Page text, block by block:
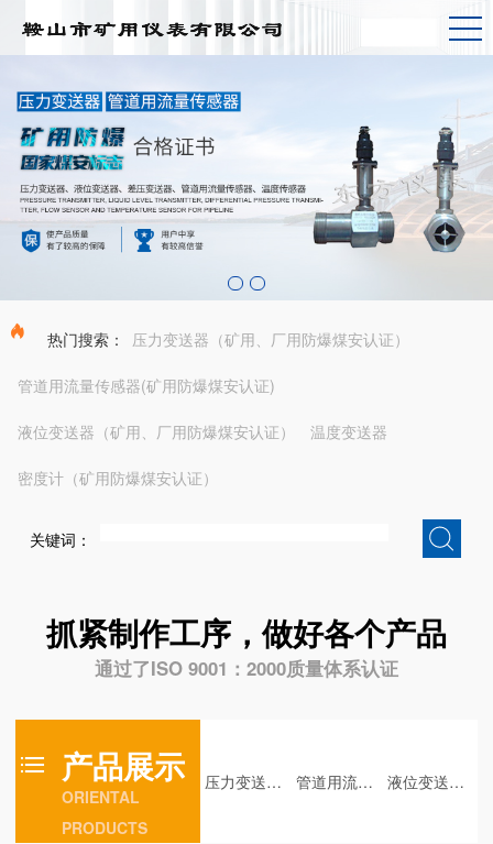
热门搜索： 压力变送器（矿用、厂用防爆煤安认证）
管道用流量传感器(矿用防爆煤安认证)
液位变送器（矿用、厂用防爆煤安认证） 温度变送器
密度计（矿用防爆煤安认证）
关键词：
抓紧制作工序，做好各个产品
通过了ISO 9001：2000质量体系认证
产品展示
ORIENTAL
PRODUCTS
压力变送器（矿用、厂用防爆煤安认证） 管道用流量传感器(矿用防爆煤安认证) 液位变送器（矿用、厂用防爆煤安认证）
KGY50压力变送器-带显示
GLW型管道用流量传感器-